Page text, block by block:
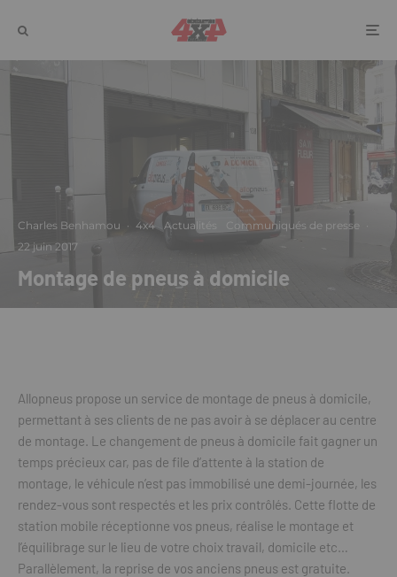
Charles Benhamou · 4x4 Actualités Communiqués de presse
·
22 juin 2017
Montage de pneus à domicile
Allopneus propose un service de montage de pneus à domicile,
permettant à ses clients de ne pas avoir à se déplacer au centre
de montage. Le changement de pneus à domicile fait gagner un
temps précieux car, pas de file d’attente à la station de
montage, le véhicule n’est pas immobilisé une demi-journée, les
rendez-vous sont respectés et les prix contrôlés. Cette flotte de
station mobile réceptionne vos pneus, réalise le montage et
l’équilibrage sur le lieu de votre choix travail, domicile etc…
Parallèlement, la reprise de vos anciens pneus est gratuite.